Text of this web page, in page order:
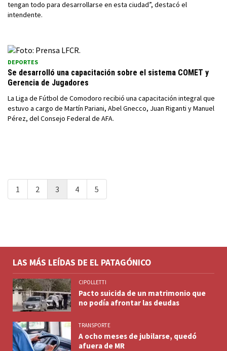
tengan todo para desarrollarse en esta ciudad”, destacó el
intendente.
DEPORTES
Se desarrolló una capacitación sobre el sistema COMET y
Gerencia de Jugadores
La Liga de Fútbol de Comodoro recibió una capacitación integral que
estuvo a cargo de Martín Pariani, Abel Gnecco, Juan Riganti y Manuel
Pérez, del Consejo Federal de AFA.
1 2 3 4 5
LAS MÁS LEÍDAS DE EL PATAGÓNICO
CIPOLLETTI
Pacto suicida de un matrimonio que
no podía afrontar las deudas
TRANSPORTE
A ocho meses de jubilarse, quedó
afuera de MR